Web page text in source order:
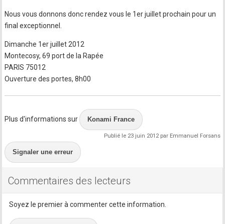
Nous vous donnons donc rendez vous le 1er juillet prochain pour un
final exceptionnel.
Dimanche 1er juillet 2012
Montecosy, 69 port de la Rapée
PARIS 75012
Ouverture des portes, 8h00
Plus d'informations sur Konami France
Publié le 23 juin 2012 par Emmanuel Forsans
Signaler une erreur
Commentaires des lecteurs
Soyez le premier à commenter cette information.